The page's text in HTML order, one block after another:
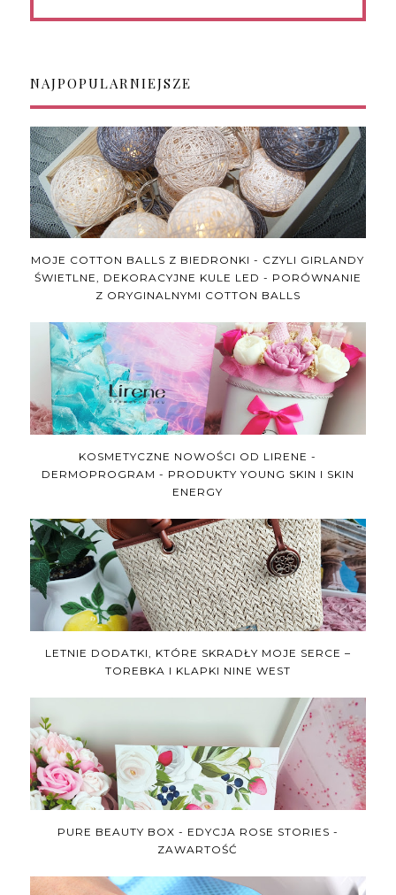
NAJPOPULARNIEJSZE
MOJE COTTON BALLS Z BIEDRONKI - CZYLI GIRLANDY
ŚWIETLNE, DEKORACYJNE KULE LED - PORÓWNANIE
Z ORYGINALNYMI COTTON BALLS
KOSMETYCZNE NOWOŚCI OD LIRENE -
DERMOPROGRAM - PRODUKTY YOUNG SKIN I SKIN
ENERGY
LETNIE DODATKI, KTÓRE SKRADŁY MOJE SERCE –
TOREBKA I KLAPKI NINE WEST
PURE BEAUTY BOX - EDYCJA ROSE STORIES -
ZAWARTOŚĆ